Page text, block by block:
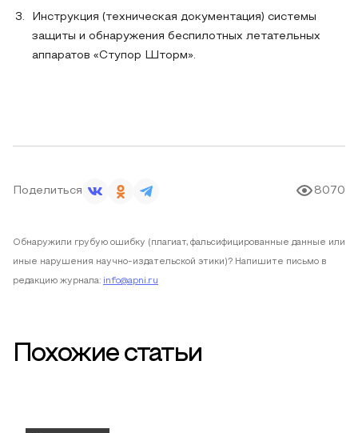
Инструкция (техническая документация) системы
защиты и обнаружения беспилотных летательных
аппаратов «Ступор Шторм».
Поделиться 8070
Обнаружили грубую ошибку (плагиат, фальсифицированные данные или
иные нарушения научно-издательской этики)? Напишите письмо в
редакцию журнала: info@apni.ru
Похожие статьи